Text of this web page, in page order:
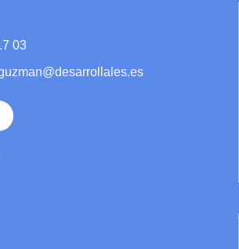
03